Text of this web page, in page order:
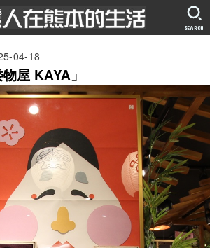
SEARCH
04-18
屋 KAYA」